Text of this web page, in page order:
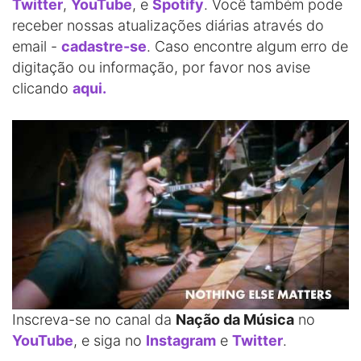
Twitter, YouTube, e Spotify. Você também pode
receber nossas atualizações diárias através do
email - cadastre-se. Caso encontre algum erro de
digitação ou informação, por favor nos avise
clicando aqui.
Inscreva-se no canal da Nação da Música no
YouTube, e siga no Instagram e Twitter.